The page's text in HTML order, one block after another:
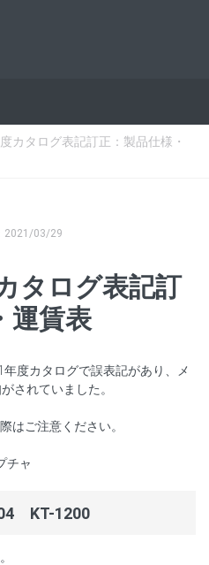
カタログ表記訂正：製品仕様・
2021/03/29
タログ表記訂
運賃表
度カタログで誤表記があり、メ
されていました。
はご注意ください。
チャ
KT-1200